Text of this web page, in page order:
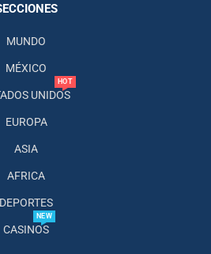
MUNDO
MÉXICO
UNIDOS
HOT
EUROPA
ASIA
AFRICA
DEPORTES
CASINOS
NEW